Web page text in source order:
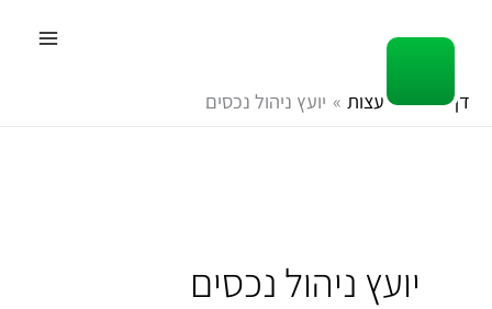
לתוכן
דף הבית עצות יועץ ניהול נכסים
יועץ ניהול נכסים